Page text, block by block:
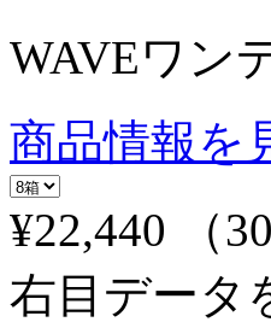
WAVEワン
商品情報を
¥22,440
（
右目データ